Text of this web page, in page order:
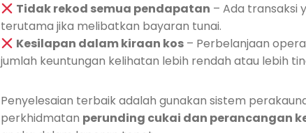
Tidak rekod semua pendapatan – Ada transaksi
terutama jika melibatkan bayaran tunai.
Kesilapan dalam kiraan kos – Perbelanjaan
jumlah keuntungan kelihatan lebih rendah atau lebih
Penyelesaian terbaik adalah gunakan sistem
perkhidmatan perunding cukai dan perancangan